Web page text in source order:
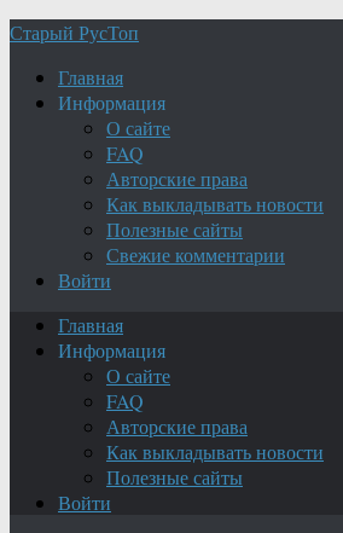
Старый РусТоп
Главная
Информация
О сайте
FAQ
Авторские права
Как выкладывать новости
Полезные сайты
Свежие комментарии
Войти
Главная
Информация
О сайте
FAQ
Авторские права
Как выкладывать новости
Полезные сайты
Войти